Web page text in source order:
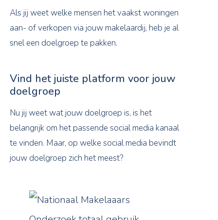
Als jij weet welke mensen het vaakst woningen
aan- of verkopen via jouw makelaardij, heb je al
snel een doelgroep te pakken.
Vind het juiste platform voor jouw
doelgroep
Nu jij weet wat jouw doelgroep is, is het
belangrijk om het passende social media kanaal
te vinden. Maar, op welke social media bevindt
jouw doelgroep zich het meest?